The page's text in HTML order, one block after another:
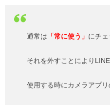
通常は 「常に使う」 にチェ
それを外すことにより
使用する時にカメラアプ